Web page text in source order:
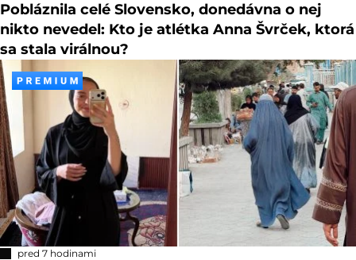
Pobláznila celé Slovensko, donedávna o nej
nikto nevedel: Kto je atlétka Anna Švrček, ktorá
sa stala virálnou?
pred 7 hodinami